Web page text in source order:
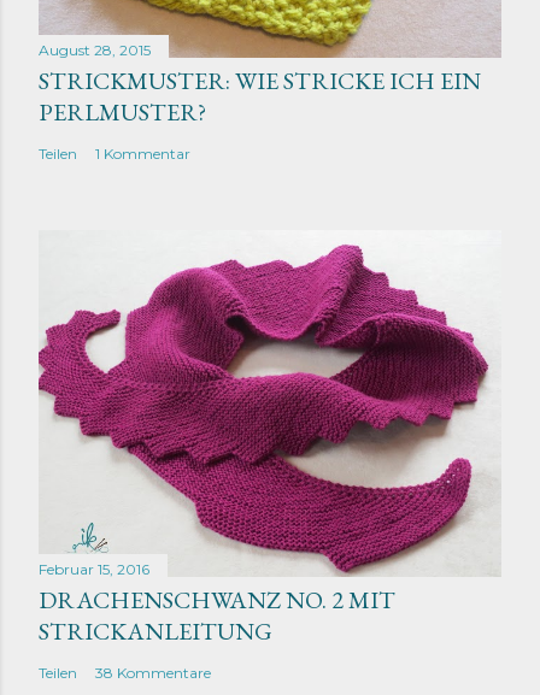
August 28, 2015
STRICKMUSTER: WIE STRICKE ICH EIN
PERLMUSTER?
Teilen 1 Kommentar
Februar 15, 2016
DRACHENSCHWANZ NO. 2 MIT
STRICKANLEITUNG
Teilen 38 Kommentare